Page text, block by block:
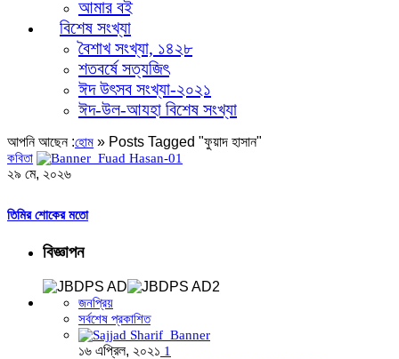
আমার বই
বিশেষ সংখ্যা
বৈশাখ সংখ্যা, ১৪২৮
শতবর্ষে সত্যজিৎ
ঈদ উৎসব সংখ্যা-২০২১
ঈদ-উল-আযহা বিশেষ সংখ্যা
আপনি আছেন :হোম » Posts Tagged "ফুয়াদ হাসান"
কবিতা
২৯ মে, ২০২৬
তিমির শোকের মতো
বিজ্ঞাপন
জনপ্রিয়
সর্বশেষ প্রকাশিত
১৬ এপ্রিল, ২০২১ 1